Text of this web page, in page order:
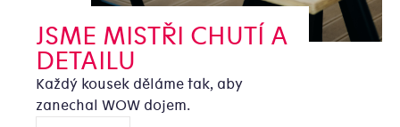
JSME MISTŘI CHUTÍ A
DETAILU
Každý kousek děláme tak, aby
zanechal WOW dojem.